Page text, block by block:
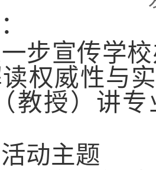
步宣传学
权威性与
教授）讲
动主题